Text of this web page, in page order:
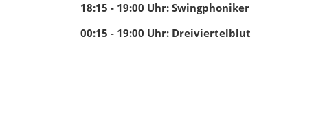
18:15 - 19:00 Uhr: Swingphoniker
00:15 - 19:00 Uhr: Dreiviertelblut